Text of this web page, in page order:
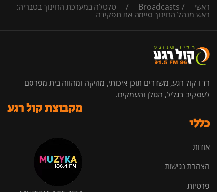
ראשי /
Broadcasts
/ טלטלה במערכת החינוך בטבריה:
ראש מנהל החינוך סיימה את תפקידה
רדיו קול רגע, משדרים תוכן איכותי, מוזיקה ומהווה בית מפרסם
לעסקים בגליל, הגולן והעמקים.
כללי
אודות
הצהרת נגישות
פרטיות
מקבוצת קול רגע